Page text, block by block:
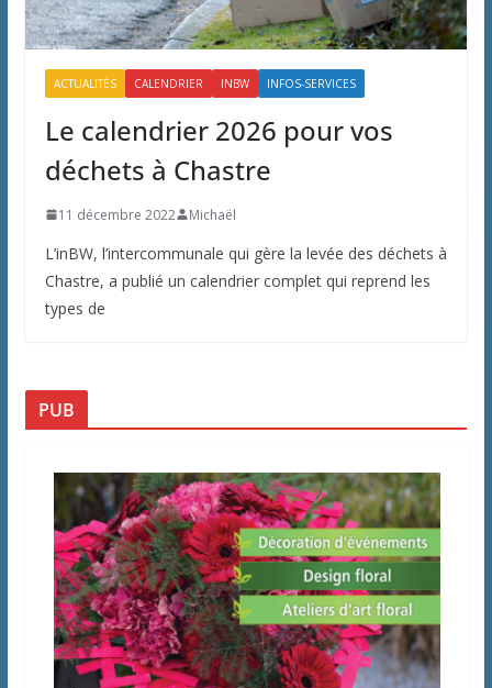
ACTUALITÉS CALENDRIER INBW INFOS-SERVICES
Le calendrier 2026 pour vos
déchets à Chastre
11 décembre 2022 Michaël
L’inBW, l’intercommunale qui gère la levée des déchets à
Chastre, a publié un calendrier complet qui reprend les
types de
PUB